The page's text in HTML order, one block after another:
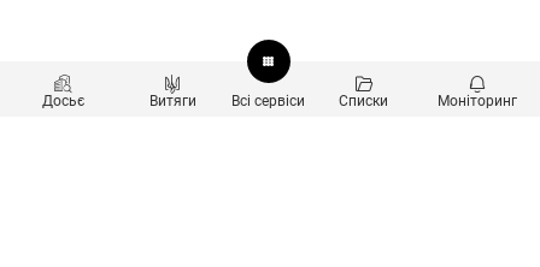
Досьє Витяги Всі сервіси Списки Моніторинг